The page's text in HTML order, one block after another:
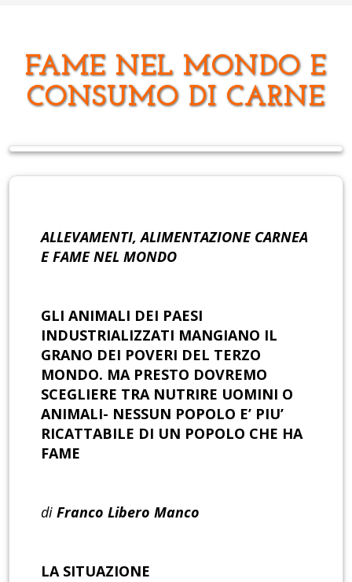
FAME NEL MONDO E
CONSUMO DI CARNE
ALLEVAMENTI, ALIMENTAZIONE CARNEA
E FAME NEL MONDO
GLI ANIMALI DEI PAESI
INDUSTRIALIZZATI MANGIANO IL
GRANO DEI POVERI DEL TERZO
MONDO. MA PRESTO DOVREMO
SCEGLIERE TRA NUTRIRE UOMINI O
ANIMALI- NESSUN POPOLO E’ PIU’
RICATTABILE DI UN POPOLO CHE HA
FAME
di Franco Libero Manco
LA SITUAZIONE